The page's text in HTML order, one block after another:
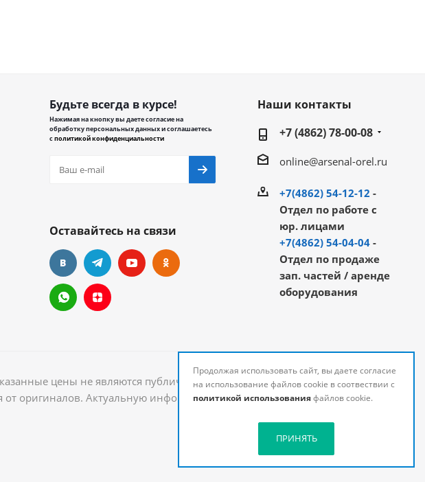
Будьте всегда в курсе!
Нажимая на кнопку вы даете согласие на
обработку персональных данных и соглашаетесь
сполитикой конфиденциальности
Оставайтесь на связи
Наши контакты
+7 (4862) 78-00-08
online@arsenal-orel.ru
+7(4862) 54-12-12 -
Отдел по работе с
юр. лицами
+7(4862) 54-04-04-
Отдел по продаже
зап. частей / аренде
оборудования
цены не являются публичной офертой и могут быть изменены.
от оригиналов. Актуальную информацию о стоимости и наличии товаров
Продолжая использовать сайт, вы даете согласие
на использование файлов cookie в соотвествии с
политикой использованияфайлов cookie.
ПРИНЯТЬ